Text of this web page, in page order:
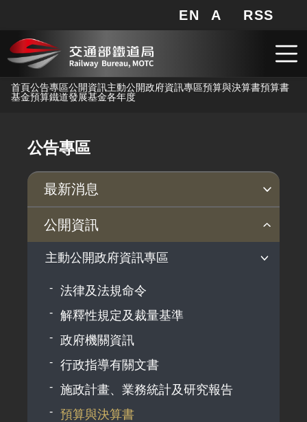
跳到主要內容
網站地圖
EN A 局長信箱
RSS
首頁公告專區公開資訊主動公開政府資訊專區預算與決算書預算書
基金預算鐵道發展基金各年度
公告專區
最新消息
新聞稿
公聽會
公告事項
公開資訊
主動公開政府資訊專區
法律及法規命令
解釋性規定及裁量基準
政府機關資訊
行政指導有關文書
施政計畫、業務統計及研究報告
預算與決算書